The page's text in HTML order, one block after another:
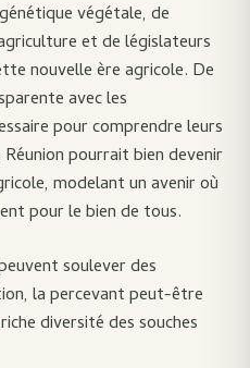
végétale, de
et de législateurs
nouvelle ère agricole. De
avec les
pour comprendre leurs
pourrait bien devenir
modelant un avenir où
pour le bien de tous.
soulever des
la percevant peut-être
diversité des souches